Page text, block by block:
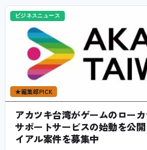
ビジネスニュース
★編集部PICK
アカツキ台湾がゲームのロー
サポートサービスの始動を公
イアル案件を募集中